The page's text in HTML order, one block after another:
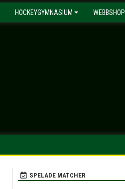
HOCKEYGYMNASIUM WEBBSHOP
SPELADE MATCHER